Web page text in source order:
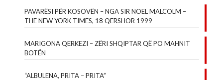
PAVARËSI PËR KOSOVËN – NGA SIR NOEL MALCOLM –
THE NEW YORK TIMES, 18 QERSHOR 1999
MARIGONA QERKEZI – ZËRI SHQIPTAR QË PO MAHNIT
BOTËN
“ALBULENA, PRITA – PRITA”